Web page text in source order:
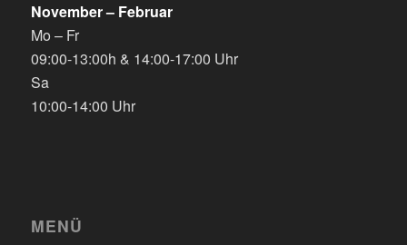
November – Februar
Mo – Fr
09:00-13:00h & 14:00-17:00 Uhr
Sa
10:00-14:00 Uhr
MENÜ